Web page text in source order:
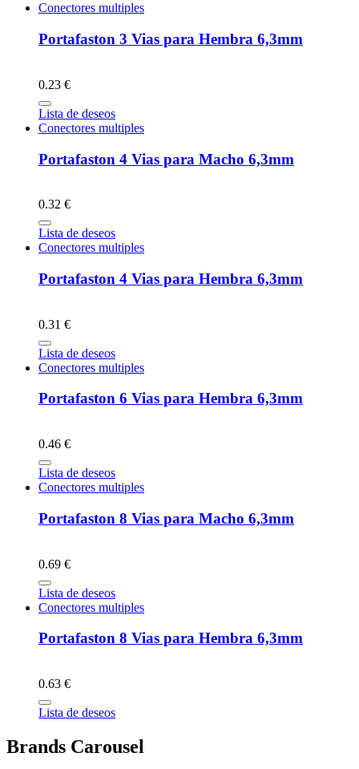
Conectores multiples
Portafaston 3 Vias para Hembra 6,3mm
0.23 €
Lista de deseos
Conectores multiples
Portafaston 4 Vias para Macho 6,3mm
0.32 €
Lista de deseos
Conectores multiples
Portafaston 4 Vias para Hembra 6,3mm
0.31 €
Lista de deseos
Conectores multiples
Portafaston 6 Vias para Hembra 6,3mm
0.46 €
Lista de deseos
Conectores multiples
Portafaston 8 Vias para Macho 6,3mm
0.69 €
Lista de deseos
Conectores multiples
Portafaston 8 Vias para Hembra 6,3mm
0.63 €
Lista de deseos
Brands Carousel